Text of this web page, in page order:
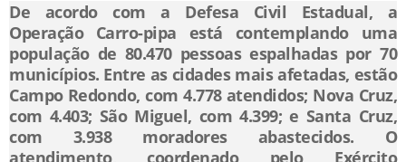
De acordo com a Defesa Civil Estadual, a
Operação Carro-pipa está contemplando uma
população de 80.470 pessoas espalhadas por 70
municípios. Entre as cidades mais afetadas, estão
Campo Redondo, com 4.778 atendidos; Nova Cruz,
com 4.403; São Miguel, com 4.399; e Santa Cruz,
com 3.938 moradores abastecidos. O
atendimento, coordenado pelo Exército